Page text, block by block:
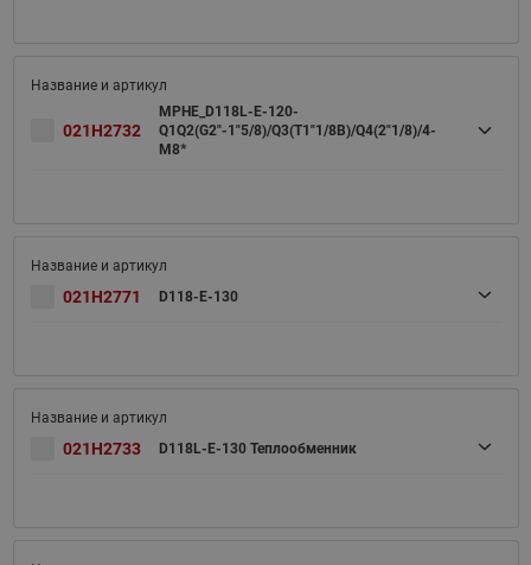
021H2732
MPHE_D118L-E-120-
Q1Q2(G2"-1"5/8)/Q3(T1"1/8B)/Q4(2"1/8)/4-
M8*
021H2771 D118-E-130
021H2733 D118L-E-130 Теплообменник